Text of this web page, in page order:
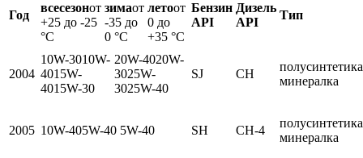
Год
всесезонот
+25 до -25
°C
зимаот
-35 до
0 °C
летоот
0 до
+35 °C
Бензин
API
Дизель
API
Тип
2004
10W-3010W-
4015W-
4015W-30
20W-4020W-
3025W-
3025W-40
SJ CH
минералка
2005 10W-405W-40 5W-40 SH CH-4
минералка